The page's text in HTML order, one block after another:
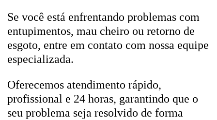
Se você está enfrentando problemas com
entupimentos, mau cheiro ou retorno de
esgoto, entre em contato com nossa equipe
especializada.
Oferecemos atendimento rápido,
profissional e 24 horas, garantindo que o
seu problema seja resolvido de forma